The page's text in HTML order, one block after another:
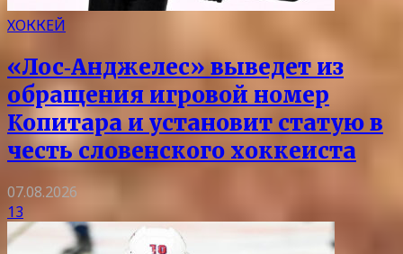
ХОККЕЙ
«Лос‑Анджелес» выведет из
обращения игровой номер
Копитара и установит статую в
честь словенского хоккеиста
07.08.2026
13